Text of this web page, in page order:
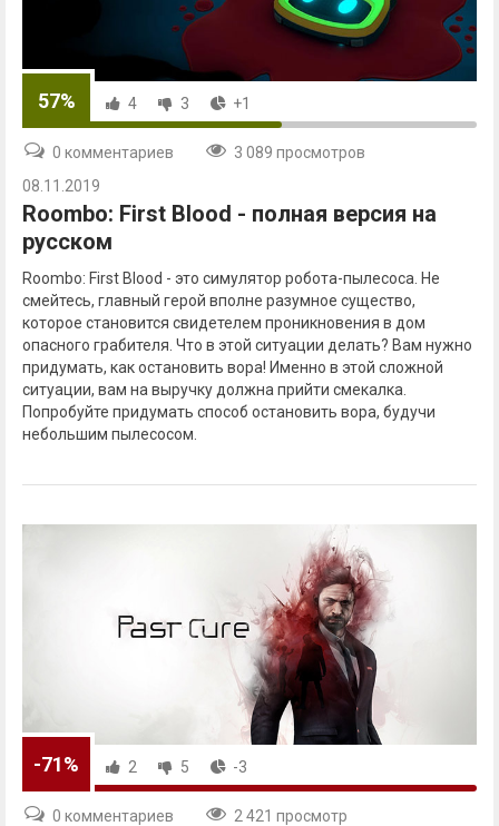
57% 4 3 +1
0 комментариев
3 089 просмотров
08.11.2019
Roombo: First Blood - полная версия на
русском
Roombo: First Blood - это симулятор робота-пылесоса. Не
смейтесь, главный герой вполне разумное существо,
которое становится свидетелем проникновения в дом
опасного грабителя. Что в этой ситуации делать? Вам нужно
придумать, как остановить вора! Именно в этой сложной
ситуации, вам на выручку должна прийти смекалка.
Попробуйте придумать способ остановить вора, будучи
небольшим пылесосом.
-71% 2 5 -3
0 комментариев
2 421 просмотр